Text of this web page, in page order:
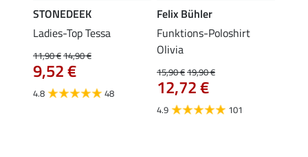
STONEDEEK
Ladies-Top Tessa
11,90 €14,90 €
9,52 €
4.8 48
Felix Bühler
Funktions-Poloshirt
Olivia
15,90 €19,90 €
12,72 €
4.9 101